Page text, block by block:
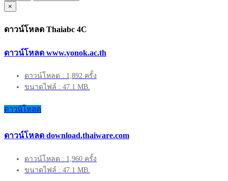
×
ดาวน์โหลด Thaiabc 4C
ดาวน์โหลด www.yonok.ac.th
ดาวน์โหลด : 1,892 ครั้ง
ขนาดไฟล์ : 47.1 MB.
ดาวน์โหลด
ดาวน์โหลด download.thaiware.com
ดาวน์โหลด : 1,960 ครั้ง
ขนาดไฟล์ : 47.1 MB.